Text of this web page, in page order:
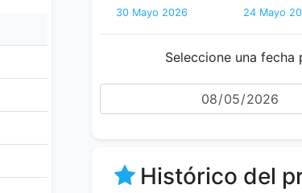
30 Mayo 2026
24 Mayo
Seleccione una fecha
Fecha
Histórico del